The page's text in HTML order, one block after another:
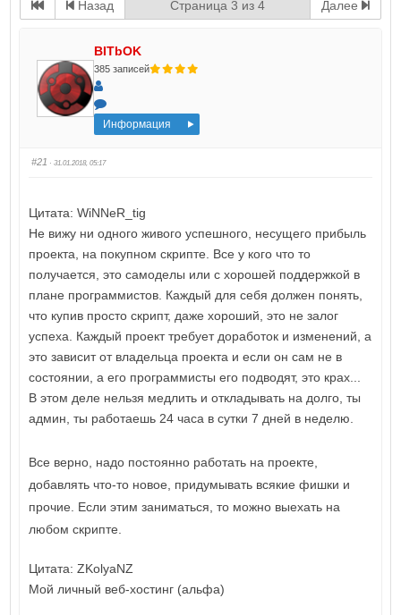
Назад Страница 3 из 4 Далее
BITbOK
385 записей
Информация
#21 · 31.01.2018, 05:17
Цитата: WiNNeR_tig
Не вижу ни одного живого успешного, несущего прибыль
проекта, на покупном скрипте. Все у кого что то
получается, это самоделы или с хорошей поддержкой в
плане программистов. Каждый для себя должен понять,
что купив просто скрипт, даже хороший, это не залог
успеха. Каждый проект требует доработок и изменений, а
это зависит от владельца проекта и если он сам не в
состоянии, а его программисты его подводят, это крах...
В этом деле нельзя медлить и откладывать на долго, ты
админ, ты работаешь 24 часа в сутки 7 дней в неделю.
Все верно, надо постоянно работать на проекте,
добавлять что-то новое, придумывать всякие фишки и
прочие. Если этим заниматься, то можно выехать на
любом скрипте.
Цитата: ZKolyaNZ
Мой личный веб-хостинг (альфа)